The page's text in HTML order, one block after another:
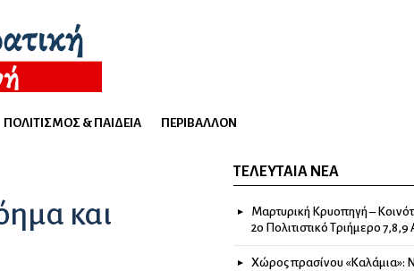
ΠΟΛΙΤΙΣΜΌΣ & ΠΑΙΔΕΊΑ ΠΕΡΙΒΆΛΛΟΝ
και
ΤΕΛΕΥΤΑΊΑ ΝΈΑ
Μαρτυρική Κρυοπηγή –
2ο Πολιτιστικό Τριήμερο
Χώρος πρασίνου «Καλάμια»: